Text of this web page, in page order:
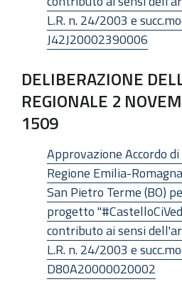
L.R. n. 24/2003 e
J42J20002390006
DELIBERAZIONE
REGIONALE 2
1509
Approvazione Accordo
Regione Emilia-
San Pietro Terme (BO)
progetto
contributo ai sensi
L.R. n. 24/2003 e
D80A20000020002